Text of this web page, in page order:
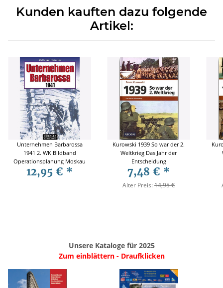
Kunden kauften dazu folgende
Artikel:
Unternehmen Barbarossa
1941 2. WK Bildband
Operationsplanung Moskau
12,95 € *
Kurowski 1939 So war der 2.
Weltkrieg Das Jahr der
Entscheidung
7,48 € *
Alter Preis:14,95 €
Unsere Kataloge für 2025
Zum einblättern - Draufklicken